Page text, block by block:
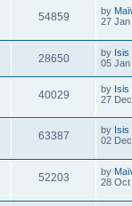
54859 by
27 Jan
28650 by Isis
05 Jan
40029 by Isis
27
63387 by Isis
02
52203 by
28 Oct